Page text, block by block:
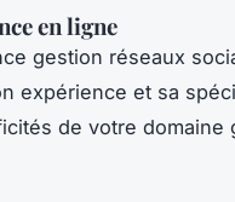
en ligne
gestion réseaux
expérience et sa
de votre domaine